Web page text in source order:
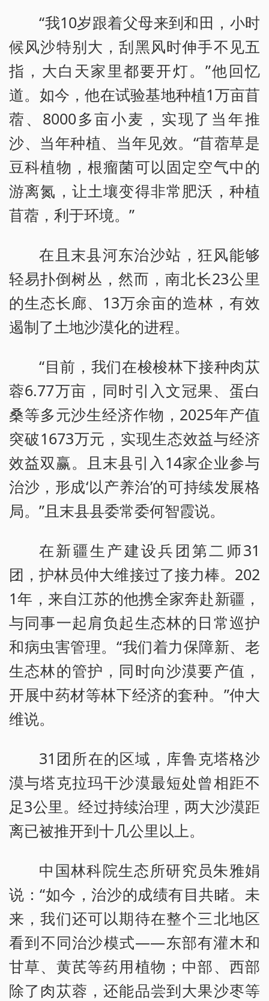
“我10岁跟着父母来到和田，小时
候风沙特别大，刮黑风时伸手不见五
指，大白天家里都要开灯。”他回忆
道。如今，他在试验基地种植1万亩苜
蓿、8000多亩小麦，实现了当年推
沙、当年种植、当年见效。“苜蓿草是
豆科植物，根瘤菌可以固定空气中的
游离氮，让土壤变得非常肥沃，种植
苜蓿，利于环境。”
在且末县河东治沙站，狂风能够
轻易扑倒树丛，然而，南北长23公里
的生态长廊、13万余亩的造林，有效
遏制了土地沙漠化的进程。
“目前，我们在梭梭林下接种肉苁
蓉6.77万亩，同时引入文冠果、蛋白
桑等多元沙生经济作物，2025年产值
突破1673万元，实现生态效益与经济
效益双赢。且末县引入14家企业参与
治沙，形成‘以产养治’的可持续发展格
局。”且末县县委常委何智霞说。
在新疆生产建设兵团第二师31
团，护林员仲大维接过了接力棒。202
1年，来自江苏的他携全家奔赴新疆，
与同事一起肩负起生态林的日常巡护
和病虫害管理。“我们着力保障新、老
生态林的管护，同时向沙漠要产值，
开展中药材等林下经济的套种。”仲大
维说。
31团所在的区域，库鲁克塔格沙
漠与塔克拉玛干沙漠最短处曾相距不
足3公里。经过持续治理，两大沙漠距
离已被推开到十几公里以上。
中国林科院生态所研究员朱雅娟
说：“如今，治沙的成绩有目共睹。未
来，我们还可以期待在整个三北地区
看到不同治沙模式——东部有灌木和
甘草、黄芪等药用植物；中部、西部
除了肉苁蓉，还能品尝到大果沙枣等